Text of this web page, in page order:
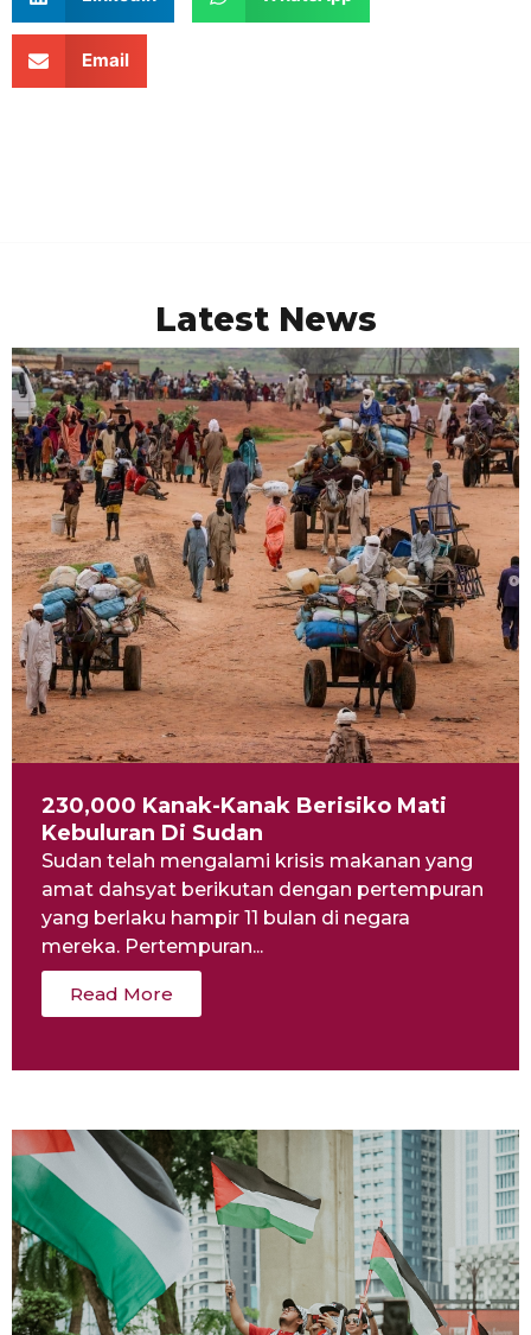
Email
Latest News
230,000 Kanak-Kanak Berisiko Mati
Kebuluran Di Sudan
Sudan telah mengalami krisis makanan yang
amat dahsyat berikutan dengan pertempuran
yang berlaku hampir 11 bulan di negara
mereka. Pertempuran...
Read More